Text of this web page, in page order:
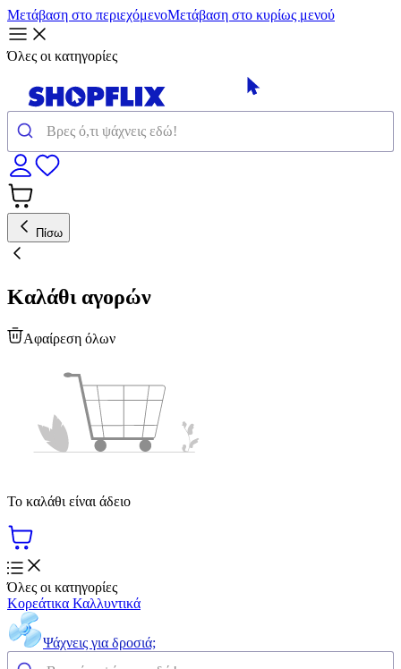
Μετάβαση στο περιεχόμενοΜετάβαση στο κυρίως μενού
Όλες οι κατηγορίες
Πίσω
Καλάθι αγορών
Αφαίρεση όλων
Το καλάθι είναι άδειο
Όλες οι κατηγορίες
Κορεάτικα Καλλυντικά
Ψάχνεις για δροσιά;